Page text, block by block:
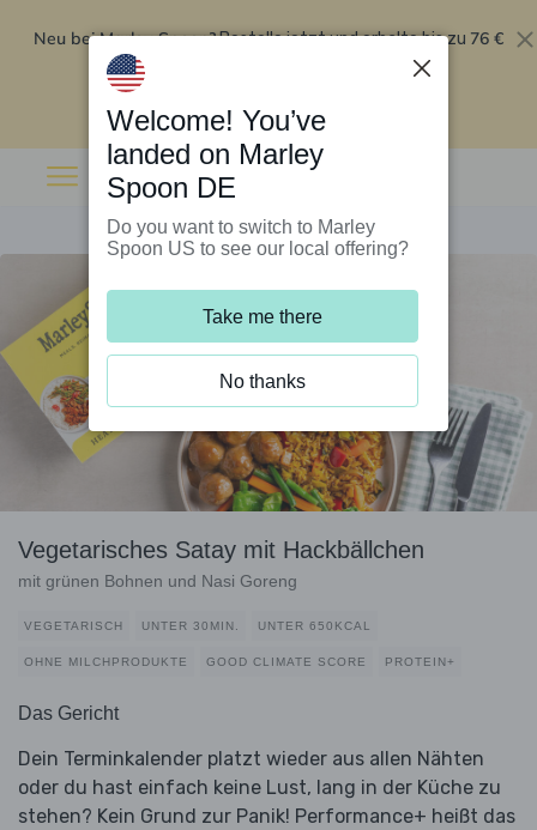
Neu bei Marley Spoon?Bestelle jetzt und erhalte bis zu 76 €
Rabatt auf deine ersten fünf Boxen
Vegetarisches Satay mit Hackbällchen
mit grünen Bohnen und Nasi Goreng
VEGETARISCH UNTER 30MIN. UNTER 650KCAL
OHNE MILCHPRODUKTE GOOD CLIMATE SCORE PROTEIN+
Das Gericht
Dein Terminkalender platzt wieder aus allen Nähten
oder du hast einfach keine Lust, lang in der Küche zu
stehen? Kein Grund zur Panik! Performance+ heißt das
Welcome! You’ve
landed on Marley
Spoon DE
Do you want to switch to Marley
Spoon US to see our local offering?
Take me there
No thanks